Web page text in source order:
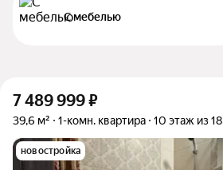
С мебелью
7 489 999₽
39,6 м² 1-комн. квартира 10 этаж из 18
новостройка